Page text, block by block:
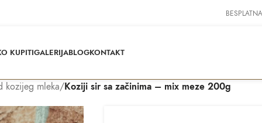
KUPITIGALERIJABLOGKONTAKT
kozijeg mleka/Koziji sir sa začinima – mix meze 200g